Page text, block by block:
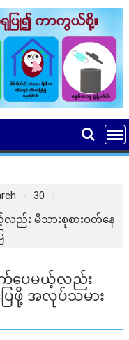
30
လည်း မိသားစုစားဝတ်နေ
ာက်ပေမယ့်လည်း
ေဖို့ အလုပ်သမား